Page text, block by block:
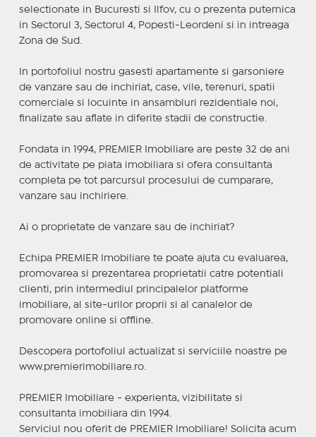
selectionate in Bucuresti si Ilfov, cu o prezenta puternica
in Sectorul 3, Sectorul 4, Popesti-Leordeni si in intreaga
Zona de Sud.
In portofoliul nostru gasesti apartamente si garsoniere
de vanzare sau de inchiriat, case, vile, terenuri, spatii
comerciale si locuinte in ansambluri rezidentiale noi,
finalizate sau aflate in diferite stadii de constructie.
Fondata in 1994, PREMIER Imobiliare are peste 32 de ani
de activitate pe piata imobiliara si ofera consultanta
completa pe tot parcursul procesului de cumparare,
vanzare sau inchiriere.
Ai o proprietate de vanzare sau de inchiriat?
Echipa PREMIER Imobiliare te poate ajuta cu evaluarea,
promovarea si prezentarea proprietatii catre potentiali
clienti, prin intermediul principalelor platforme
imobiliare, al site-urilor proprii si al canalelor de
promovare online si offline.
Descopera portofoliul actualizat si serviciile noastre pe
www.premierimobiliare.ro.
PREMIER Imobiliare - experienta, vizibilitate si
consultanta imobiliara din 1994.
Serviciul nou oferit de PREMIER Imobiliare! Solicita acum